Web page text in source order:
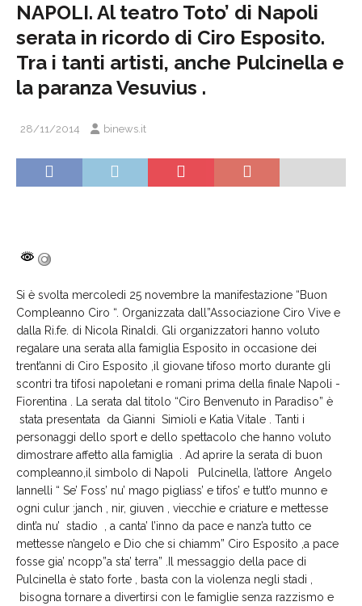
NAPOLI. Al teatro Toto’ di Napoli
serata in ricordo di Ciro Esposito.
Tra i tanti artisti, anche Pulcinella e
la paranza Vesuvius .
28/11/2014 binews.it
Si è svolta mercoledi 25 novembre la manifestazione “Buon
Compleanno Ciro “. Organizzata dall”Associazione Ciro Vive e
dalla Ri.fe. di Nicola Rinaldi. Gli organizzatori hanno voluto
regalare una serata alla famiglia Esposito in occasione dei
trent’anni di Ciro Esposito ,il giovane tifoso morto durante gli
scontri tra tifosi napoletani e romani prima della finale Napoli -
Fiorentina . La serata dal titolo “Ciro Benvenuto in Paradiso” è
stata presentata da Gianni Simioli e Katia Vitale . Tanti i
personaggi dello sport e dello spettacolo che hanno voluto
dimostrare affetto alla famiglia . Ad aprire la serata di buon
compleanno,il simbolo di Napoli Pulcinella, l’attore Angelo
Iannelli “ Se’ Foss’ nu’ mago pigliass’ e tifos’ e tutt’o munno e
ogni culur :janch , nir, giuven , viecchie e criature e mettesse
dint’a nu’ stadio , a canta’ l’inno da pace e nanz’a tutto ce
mettesse n’angelo e Dio che si chiamm” Ciro Esposito ,a pace
fosse gia’ ncopp”a sta’ terra” .Il messaggio della pace di
Pulcinella è stato forte , basta con la violenza negli stadi ,
bisogna tornare a divertirsi con le famiglie senza razzismo e